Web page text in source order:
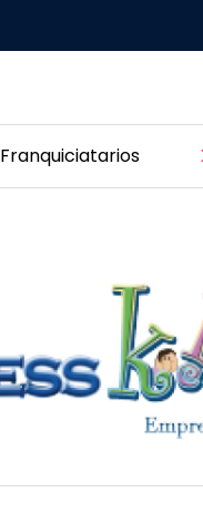
Franquiciatarios